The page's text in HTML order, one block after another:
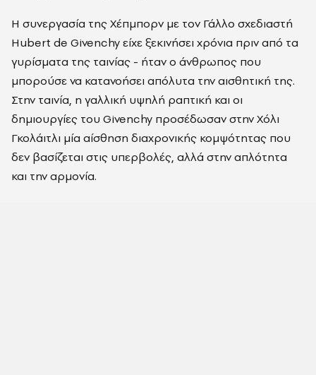
Η συνεργασία της Χέπμπορν με τον Γάλλο σχεδιαστή
Hubert de Givenchy είχε ξεκινήσει χρόνια πριν από τα
γυρίσματα της ταινίας - ήταν ο άνθρωπος που
μπορούσε να κατανοήσει απόλυτα την αισθητική της.
Στην ταινία, η γαλλική υψηλή ραπτική και οι
δημιουργίες του Givenchy προσέδωσαν στην Χόλι
Γκολάιτλι μία αίσθηση διαχρονικής κομψότητας που
δεν βασίζεται στις υπερβολές, αλλά στην απλότητα
και την αρμονία.